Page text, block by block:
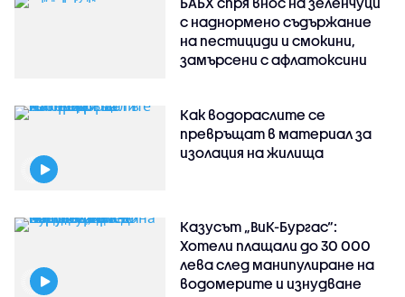
с наднормено съдържание
на пестициди и смокини,
замърсени с афлатоксини
Как водораслите се
превръщат в материал за
изолация на жилища
Казусът „ВиК-Бургас“:
Хотели плащали до 30 000
лева след манипулиране на
водомерите и изнудване